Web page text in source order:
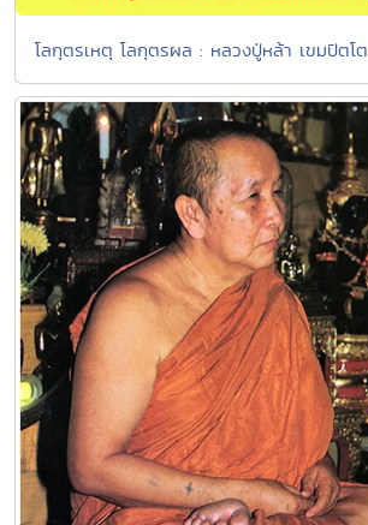
โลกุตรเหตุ โลกุตรผล : หลวงปู่หล้า เขมปัตโต